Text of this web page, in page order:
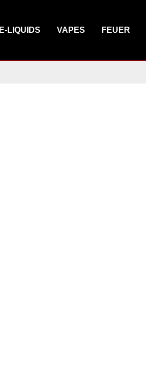
E-LIQUIDS VAPES FEUER